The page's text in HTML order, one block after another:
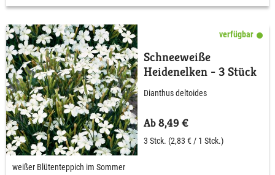
verfügbar
Schneeweiße
Heidenelken - 3 Stück
Dianthus deltoides
Ab 8,49 €
3 Stck. (2,83 € / 1 Stck.)
weißer Blütenteppich im Sommer